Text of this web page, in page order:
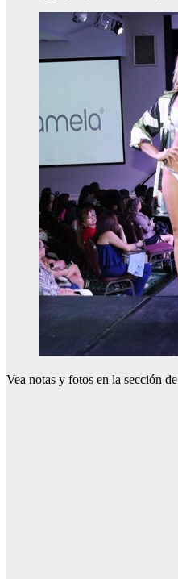
Vea notas y fotos en la sección de